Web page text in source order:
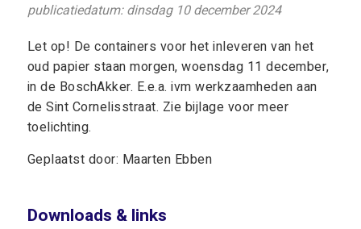
publicatiedatum: dinsdag 10 december 2024
Let op! De containers voor het inleveren van het
oud papier staan morgen, woensdag 11 december,
in de BoschAkker. E.e.a. ivm werkzaamheden aan
de Sint Cornelisstraat. Zie bijlage voor meer
toelichting.
Geplaatst door: Maarten Ebben
Downloads & links